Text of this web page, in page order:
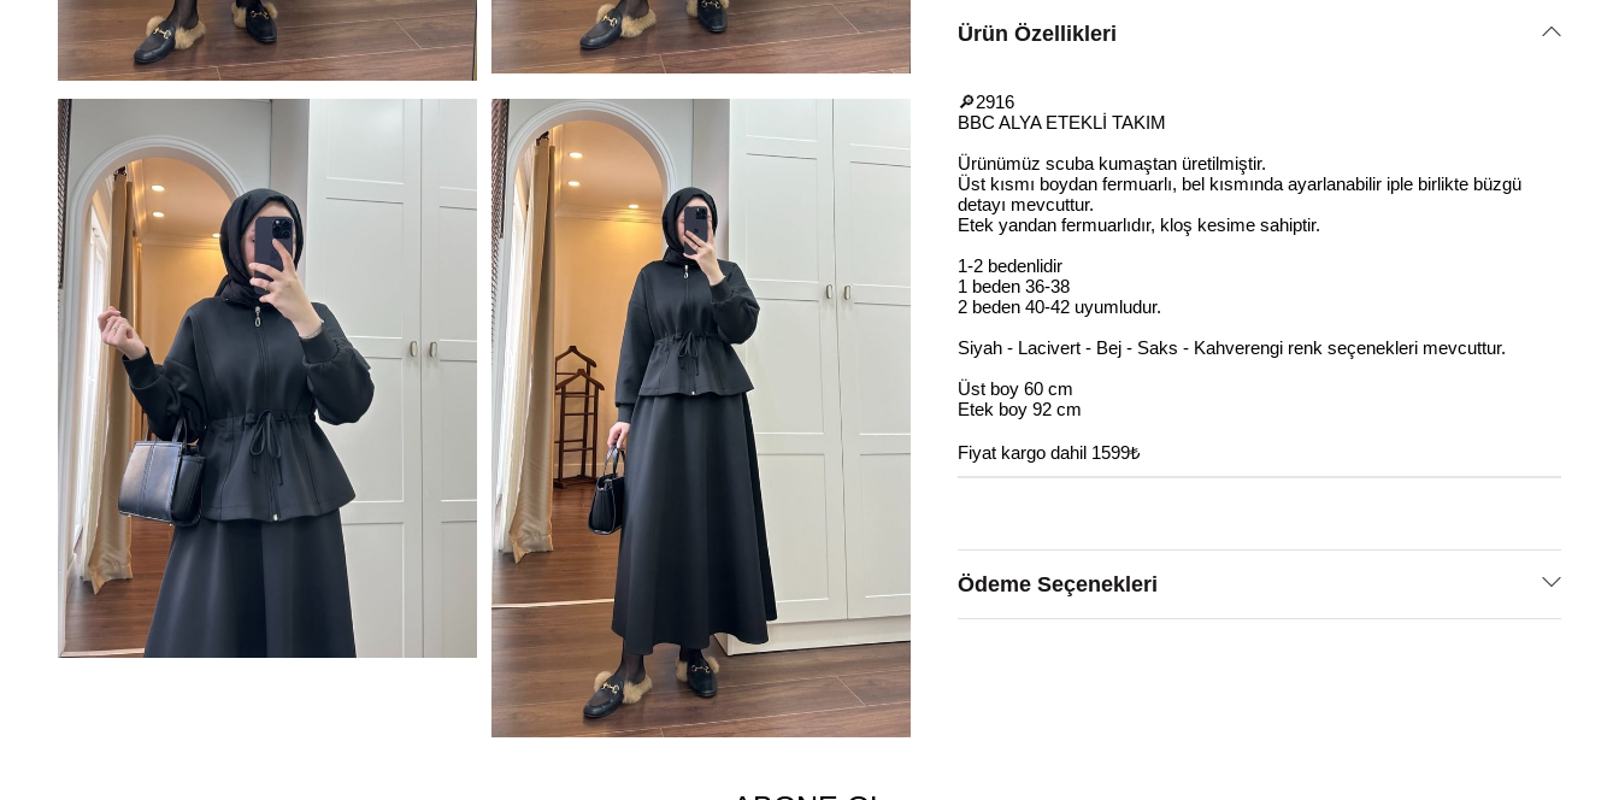
Ürün Özellikleri
🔎2916
BBC ALYA ETEKLİ TAKIM
Ürünümüz scuba kumaştan üretilmiştir.
Üst kısmı boydan fermuarlı, bel kısmında ayarlanabilir iple birlikte büzgü
detayı mevcuttur.
Etek yandan fermuarlıdır, kloş kesime sahiptir.
1-2 bedenlidir
1 beden 36-38
2 beden 40-42 uyumludur.
Siyah - Lacivert - Bej - Saks - Kahverengi renk seçenekleri mevcuttur.
Üst boy 60 cm
Etek boy 92 cm
Fiyat kargo dahil 1599₺
Ödeme Seçenekleri